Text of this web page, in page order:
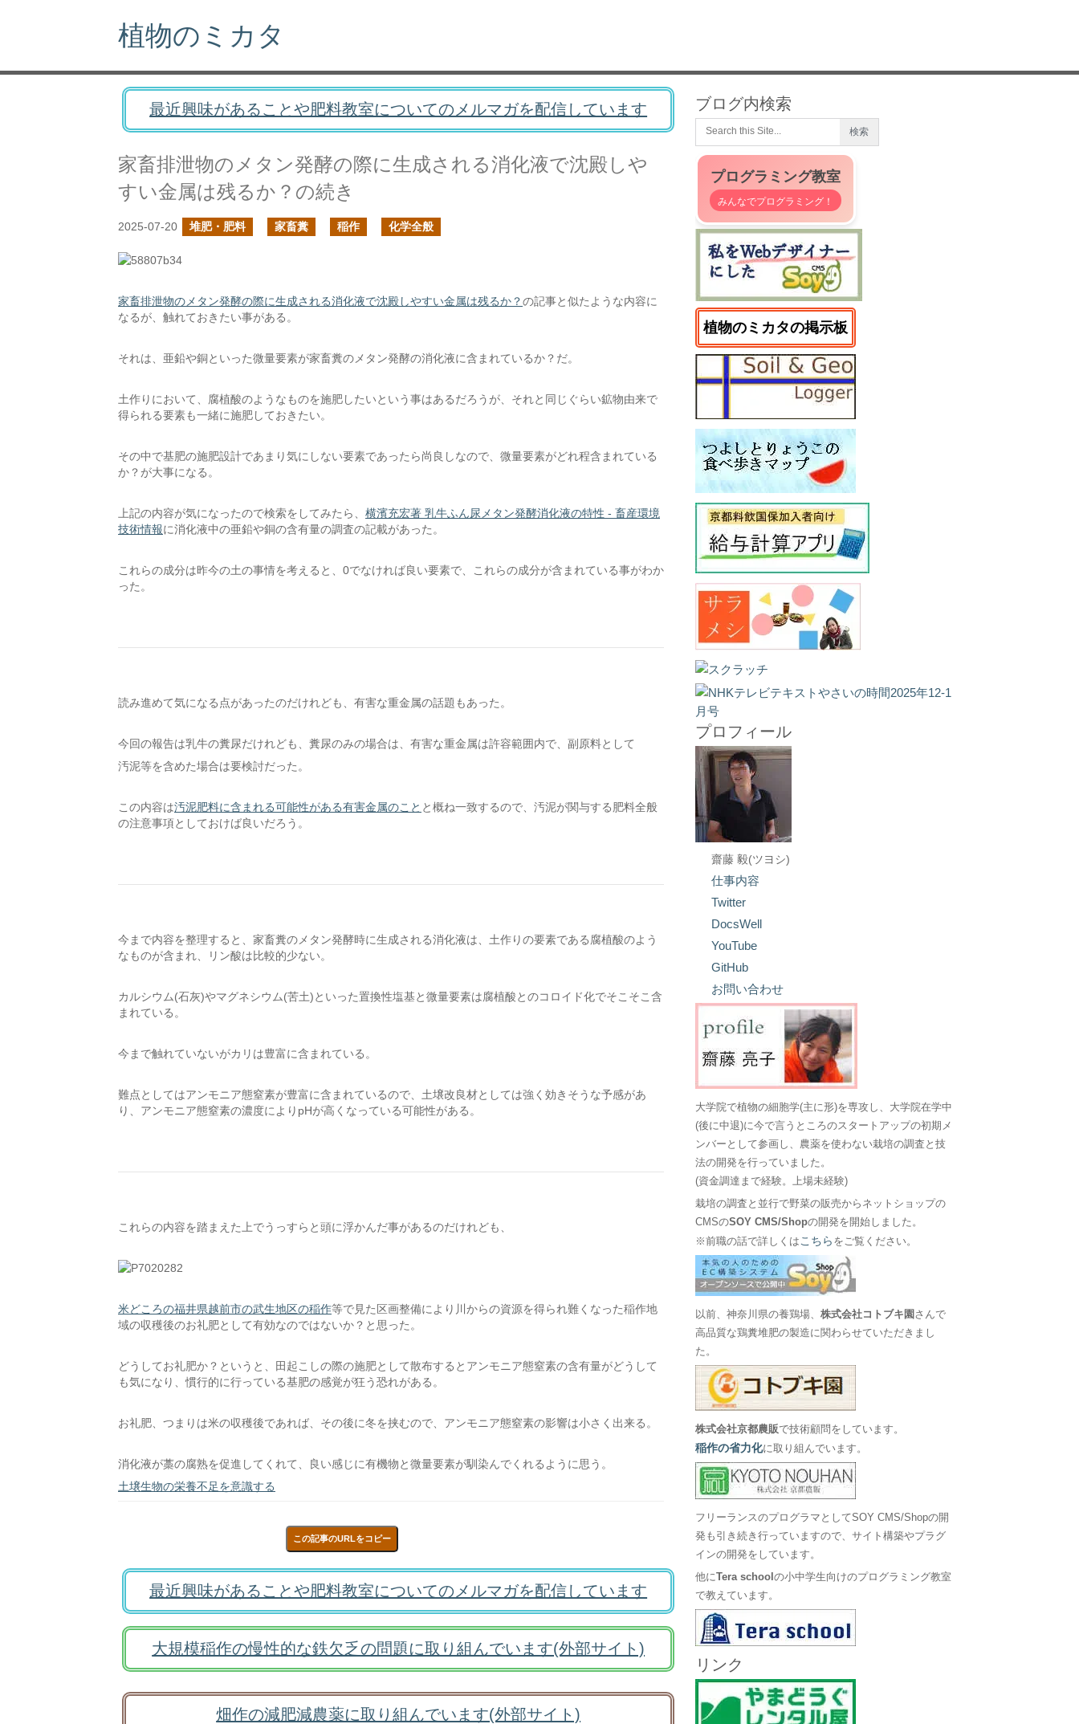
植物のミカタ
最近興味があることや肥料教室についてのメルマガを配信しています
家畜排泄物のメタン発酵の際に生成される消化液で沈殿しや
すい金属は残るか？の続き
2025-07-20 堆肥・肥料 家畜糞 稲作 化学全般
家畜排泄物のメタン発酵の際に生成される消化液で沈殿しやすい金属は残るか？の記事と似たような内容に
なるが、触れておきたい事がある。
それは、亜鉛や銅といった微量要素が家畜糞のメタン発酵の消化液に含まれているか？だ。
土作りにおいて、腐植酸のようなものを施肥したいという事はあるだろうが、それと同じぐらい鉱物由来で
得られる要素も一緒に施肥しておきたい。
その中で基肥の施肥設計であまり気にしない要素であったら尚良しなので、微量要素がどれ程含まれている
か？が大事になる。
上記の内容が気になったので検索をしてみたら、 横濱充宏著 乳牛ふん尿メタン発酵消化液の特性 - 畜産環境
技術情報に消化液中の亜鉛や銅の含有量の調査の記載があった。
これらの成分は昨今の土の事情を考えると、0でなければ良い要素で、これらの成分が含まれている事がわか
った。
読み進めて気になる点があったのだけれども、有害な重金属の話題もあった。
今回の報告は乳牛の糞尿だけれども、糞尿のみの場合は、有害な重金属は許容範囲内で、副原料として
汚泥等を含めた場合は要検討だった。
この内容は汚泥肥料に含まれる可能性がある有害金属のこと と概ね一致するので、汚泥が関与する肥料全般
の注意事項としておけば良いだろう。
今まで内容を整理すると、家畜糞のメタン発酵時に生成される消化液は、土作りの要素である腐植酸のよう
なものが含まれ、リン酸は比較的少ない。
カルシウム(石灰)やマグネシウム(苦土)といった置換性塩基と微量要素は腐植酸とのコロイド化でそこそこ含
まれている。
今まで触れていないがカリは豊富に含まれている。
難点としてはアンモニア態窒素が豊富に含まれているので、土壌改良材としては強く効きそうな予感があ
り、アンモニア態窒素の濃度によりpHが高くなっている可能性がある。
これらの内容を踏まえた上でうっすらと頭に浮かんだ事があるのだけれども、
米どころの福井県越前市の武生地区の稲作等で見た区画整備により川からの資源を得られ難くなった稲作地
域の収穫後のお礼肥として有効なのではないか？と思った。
どうしてお礼肥か？というと、田起こしの際の施肥として散布するとアンモニア態窒素の含有量がどうして
も気になり、慣行的に行っている基肥の感覚が狂う恐れがある。
お礼肥、つまりは米の収穫後であれば、その後に冬を挟むので、アンモニア態窒素の影響は小さく出来る。
消化液が藁の腐熟を促進してくれて、良い感じに有機物と微量要素が馴染んでくれるように思う。
土壌生物の栄養不足を意識する
この記事のURLをコピー
最近興味があることや肥料教室についてのメルマガを配信しています
大規模稲作の慢性的な鉄欠乏の問題に取り組んでいます(外部サイト)
畑作の減肥減農薬に取り組んでいます(外部サイト)
ブログ内検索
プログラミング教室
みんなでプログラミング！
植物のミカタの掲示板
プロフィール
齋藤 毅(ツヨシ)
仕事内容
Twitter
DocsWell
YouTube
GitHub
お問い合わせ
大学院で植物の細胞学(主に形)を専攻し、大学院在学中
(後に中退)に今で言うところのスタートアップの初期メ
ンバーとして参画し、農薬を使わない栽培の調査と技
法の開発を行っていました。
(資金調達まで経験。上場未経験)
栽培の調査と並行で野菜の販売からネットショップの
CMSのSOY CMS/Shopの開発を開始しました。
※前職の話で詳しくは こちら をご覧ください。
以前、神奈川県の養鶏場、株式会社コトブキ園 さんで
高品質な鶏糞堆肥の製造に関わらせていただきまし
た。
株式会社京都農販で技術顧問をしています。
稲作の省力化に取り組んでいます。
フリーランスのプログラマとしてSOY CMS/Shopの開
発も引き続き行っていますので、サイト構築やプラグ
インの開発をしています。
他にTera schoolの小中学生向けのプログラミング教室
で教えています。
リンク